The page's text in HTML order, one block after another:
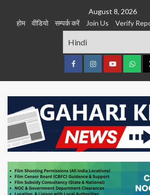
August 8, 2026
होम
वीडियो सम्पर्क करें Join Us Verify
FacebookInstagramyoutube